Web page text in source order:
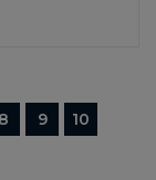
8 9
10